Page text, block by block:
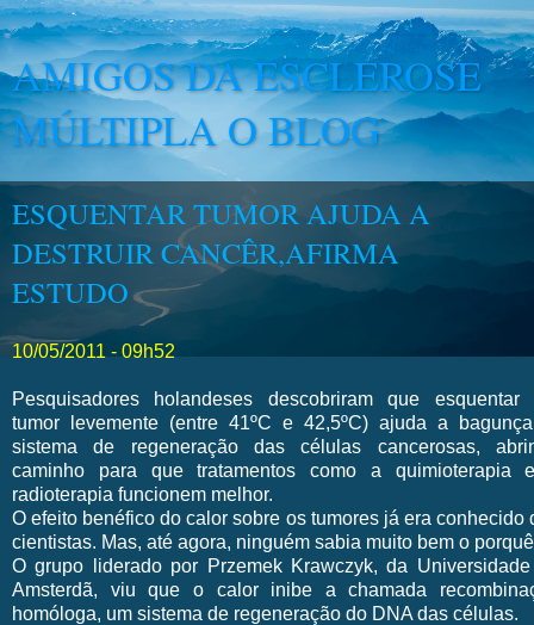
AMIGOS DA ESCLEROSE
MÚLTIPLA O BLOG
ESQUENTAR TUMOR AJUDA A
DESTRUIR CANCÊR,AFIRMA
ESTUDO
10/05/2011 - 09h52
Pesquisadores holandeses descobriram que esquentar
tumor levemente (entre 41ºC e 42,5ºC) ajuda a
sistema de regeneração das células cancerosas,
caminho para que tratamentos como a quimioterapia
radioterapia funcionem melhor.
O efeito benéfico do calor sobre os tumores já era conhecido
cientistas. Mas, até agora, ninguém sabia muito bem o
O grupo liderado por Przemek Krawczyk, da
Amsterdã, viu que o calor inibe a chamada
homóloga, um sistema de regeneração do DNA das células.